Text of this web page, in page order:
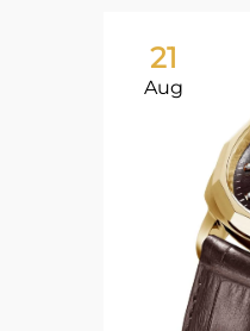
21
Aug